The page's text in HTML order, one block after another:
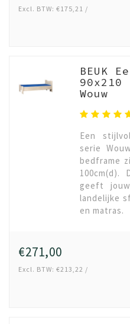
Excl. BTW: €175,21 /
BEUK
Wouw
Een
serie
bedframe
geeft
landelijke
en matras.
€271,00
Excl. BTW: €213,22 /